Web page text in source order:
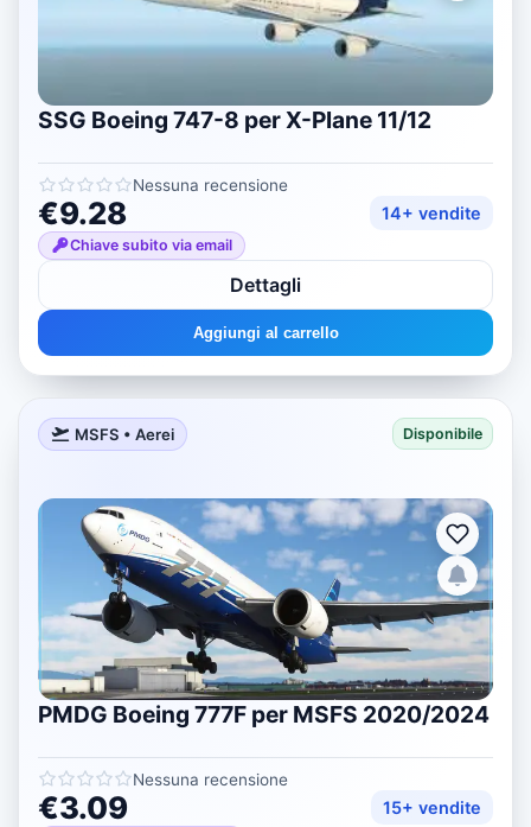
SSG Boeing 747-8 per X-Plane 11/12
Nessuna recensione
€9.28 14+ vendite
Chiave subito via email
Dettagli
Aggiungi al carrello
MSFS • Aerei Disponibile
PMDG Boeing 777F per MSFS 2020/2024
Nessuna recensione
€3.09 15+ vendite